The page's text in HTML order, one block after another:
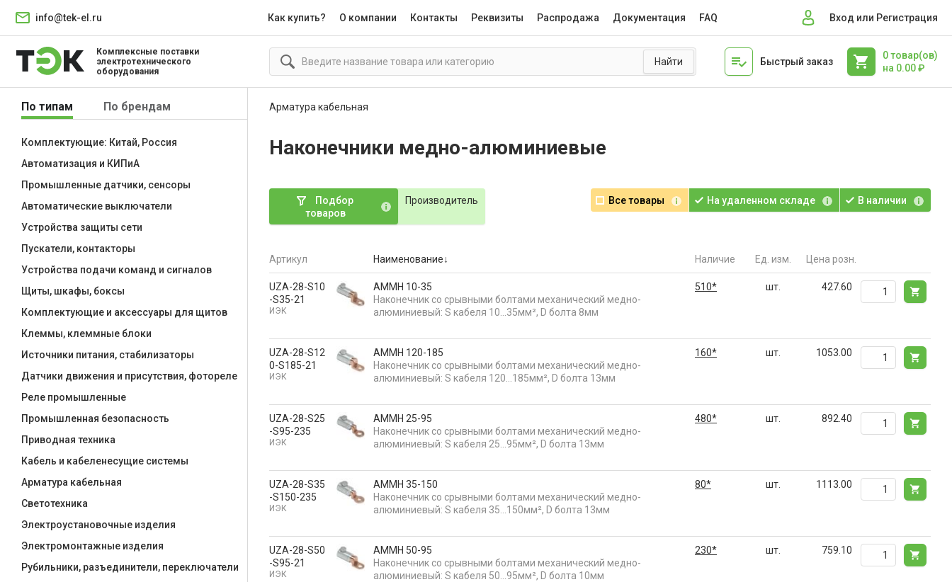
info@tek-el.ru Как купить? О компании Контакты Реквизиты Распродажа Документация FAQ Вход или Регистрация
Комплексные поставки
электротехнического
оборудования
Быстрый заказ
0товар(ов)
на 0.00₽
Арматура кабельная
Наконечники медно-алюминиевые
Подбор
товаров
Производитель Все товары На удаленном складе В наличии
Артикул Наименование Наличие Ед. изм. Цена розн.
UZA-28-S10
-S35-21
ИЭК
АММН 10-35
Наконечник со срывными болтами механический медно-
алюминиевый: S кабеля 10…35мм², D болта 8мм
510* шт. 427.60
UZA-28-S12
0-S185-21
ИЭК
АММН 120-185
Наконечник со срывными болтами механический медно-
алюминиевый: S кабеля 120…185мм², D болта 13мм
160* шт. 1053.00
UZA-28-S25
-S95-235
ИЭК
АММН 25-95
Наконечник со срывными болтами механический медно-
алюминиевый: S кабеля 25…95мм², D болта 13мм
480* шт. 892.40
UZA-28-S35
-S150-235
ИЭК
АММН 35-150
Наконечник со срывными болтами механический медно-
алюминиевый: S кабеля 35…150мм², D болта 13мм
80* шт. 1113.00
UZA-28-S50
-S95-21
ИЭК
АММН 50-95
Наконечник со срывными болтами механический медно-
алюминиевый: S кабеля 50…95мм², D болта 10мм
230* шт. 759.10
По типам По брендам
Комплектующие: Китай, Россия
Автоматизация и КИПиА
Промышленные датчики, сенсоры
Автоматические выключатели
Устройства защиты сети
Пускатели, контакторы
Устройства подачи команд и сигналов
Щиты, шкафы, боксы
Комплектующие и аксессуары для щитов
Клеммы, клеммные блоки
Источники питания, стабилизаторы
Датчики движения и присутствия, фотореле
Реле промышленные
Промышленная безопасность
Приводная техника
Кабель и кабеленесущие системы
Арматура кабельная
Светотехника
Электроустановочные изделия
Электромонтажные изделия
Рубильники, разъединители, переключатели